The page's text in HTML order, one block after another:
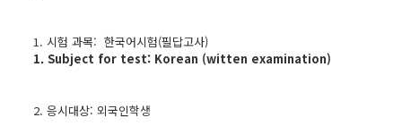
1. 시험 과목: 한국어시험(필답고사)
1. Subject for test: Korean (witten examination)
2. 응시대상: 외국인학생